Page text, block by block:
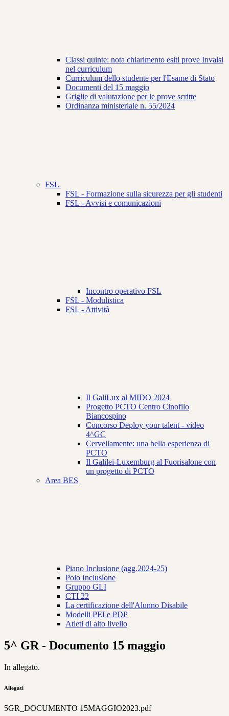
Classi quinte: nota chiarimento esiti prove Invalsi
nel curriculum
Curriculum dello studente per l'Esame di Stato
Documenti del 15 maggio
Griglie di valutazione per le prove scritte
Ordinanza ministeriale n. 55/2024
FSL
FSL - Formazione sulla sicurezza per gli studenti
FSL - Avvisi e comunicazioni
Incontro operativo FSL
FSL - Modulistica
FSL - Attività
Il GaliLux al MIDO 2024
Progetto PCTO Centro Cinofilo
Biancospino
Concorso Deploy your talent - video
4^GC
Cervellamente: una bella esperienza di
PCTO
Il Galilei-Luxemburg al Fuorisalone con
un progetto di PCTO
Area BES
Piano Inclusione (agg.2024-25)
Polo Inclusione
Gruppo GLI
CTI 22
La certificazione dell'Alunno Disabile
Modelli PEI e PDP
Atleti di alto livello
5^ GR - Documento 15 maggio
In allegato.
Allegati
5GR_DOCUMENTO 15MAGGIO2023.pdf